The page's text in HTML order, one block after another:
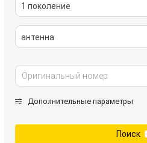
1 поколение
антенна
Дополнительные параметры
Поиск